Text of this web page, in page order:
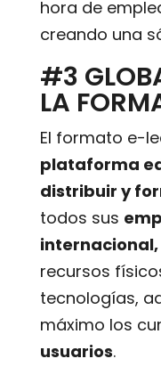
hora de
creando una
#3
LA
El formato e-
plataforma
distribuir y
todos sus
internacional,
recursos
tecnologías,
máximo los
usuarios.